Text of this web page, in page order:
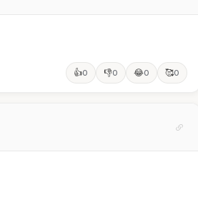
👍0 👎0 😂0 🥰0